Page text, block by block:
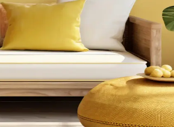
estetik ve fonksiyonel çözümler
evcil hayvan alanlarına kadar
çok amaçlı mobilyalar ve özel